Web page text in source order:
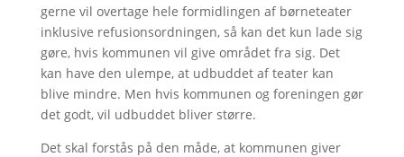
gerne vil overtage hele formidlingen af børneteater
inklusive refusionsordningen, så kan det kun lade sig
gøre, hvis kommunen vil give området fra sig. Det
kan have den ulempe, at udbuddet af teater kan
blive mindre. Men hvis kommunen og foreningen gør
det godt, vil udbuddet bliver større.
Det skal forstås på den måde, at kommunen giver